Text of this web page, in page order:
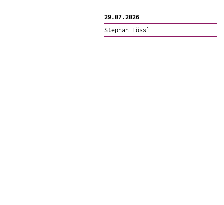
29.07.2026
Stephan Fössl